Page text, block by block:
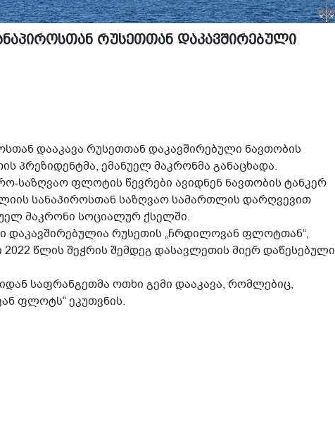
რუსეთთან დაკავშირებული
დააკავა რუსეთთან დაკავშირებული ნავთობის
პრეზიდენტმა, ემანუელ მაკრონმა განაცხადა.
საზღვაო ფლოტის წევრები ავიდნენ ნავთობის ტანკერ
სანაპიროსთან საზღვაო სამართლის დარღვევით
მაკრონი სოციალურ ქსელში.
დაკავშირებულია რუსეთის „ჩრდილოვან ფლოტთან“,
წლის შეჭრის შემდეგ დასავლეთის მიერ დაწესებული
საფრანგეთმა ოთხი გემი დააკავა, რომლებიც,
ფლოტს“ ეკუთვნის.